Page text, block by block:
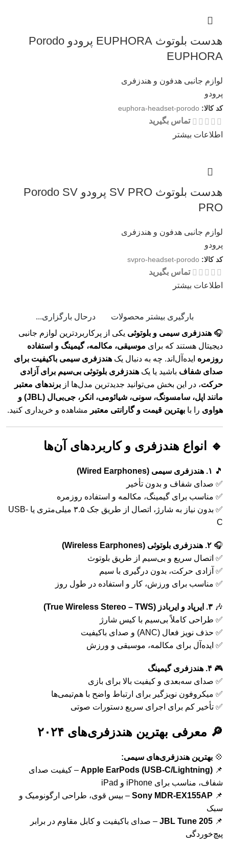
هدست بلوتوث EUPHORA پرودو Porodo
EUPHORA
لوازم جانبی هدفون و هندزفری
پرودو
کد کالا: euphora-headset-porodo
تماس بگیرید
اطلاعات بیشتر
هدست بلوتوث SV PRO پرودو Porodo SV
PRO
لوازم جانبی هدفون و هندزفری
پرودو
کد کالا: svpro-headset-porodo
تماس بگیرید
اطلاعات بیشتر
بارگیری بیشتر محصولات
درحال بارگزاری...
🎧 هندزفری سیمی و بلوتوثی یکی از پرکاربردترین لوازم جانبی
دیجیتال هستند که برای موسیقی، مکالمه، گیمینگ و استفاده
روزمره ایده‌آل‌اند. چه به دنبال یک هندزفری سیمی باکیفیت برای
صدای شفاف باشید یا یک هندزفری بلوتوثی بی‌سیم برای آزادی
حرکت، در این بخش می‌توانید جدیدترین مدل‌ها از برندهای معتبر
مانند اپل، سامسونگ، سونی، شیائومی، انکر، جی‌بی‌ال (JBL) و
هواوی را با بهترین قیمت و گارانتی معتبر مشاهده و خریداری کنید.
🔹 انواع هندزفری و کاربردهای آن‌ها
🎵 ۱. هندزفری سیمی (Wired Earphones)
✅ صدای شفاف و بدون تأخیر
✅ مناسب برای گیمینگ، مکالمه و استفاده روزمره
✅ بدون نیاز به شارژ، اتصال از طریق جک ۳.۵ میلی‌متری یا USB-
C
🎧 ۲. هندزفری بلوتوثی (Wireless Earphones)
✅ اتصال سریع و بی‌سیم از طریق بلوتوث
✅ آزادی حرکت، بدون درگیری با سیم
✅ مناسب برای ورزش، کار و استفاده در طول روز
🎶 ۳. ایرپاد و ایربادز (True Wireless Stereo – TWS)
✅ طراحی کاملاً بی‌سیم با کیس شارژ
✅ حذف نویز فعال (ANC) و صدای باکیفیت
✅ ایده‌آل برای مکالمه، موسیقی و ورزش
🎮 ۴. هندزفری گیمینگ
✅ صدای سه‌بعدی و کیفیت بالا برای بازی
✅ میکروفون نویزگیر برای ارتباط واضح با هم‌تیمی‌ها
✅ تأخیر کم برای اجرای سریع دستورات صوتی
🔎 معرفی بهترین هندزفری‌های ۲۰۲۴
💠 بهترین هندزفری‌های سیمی:
📌
Apple EarPods (USB-C/Lightning) – کیفیت صدای
شفاف، مناسب برای iPhone و iPad
📌
Sony MDR-EX155AP – بیس قوی، طراحی ارگونومیک و
سبک
📌
JBL Tune 205 – صدای باکیفیت و کابل مقاوم در برابر
پیچ‌خوردگی